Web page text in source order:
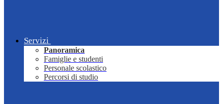
Servizi
Panoramica
Famiglie e studenti
Personale scolastico
Percorsi di studio